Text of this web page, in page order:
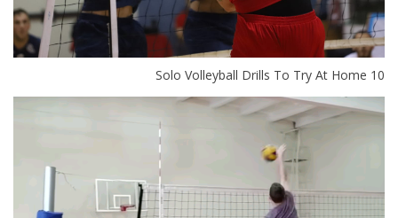
10 Solo Volleyball Drills To Try At Home